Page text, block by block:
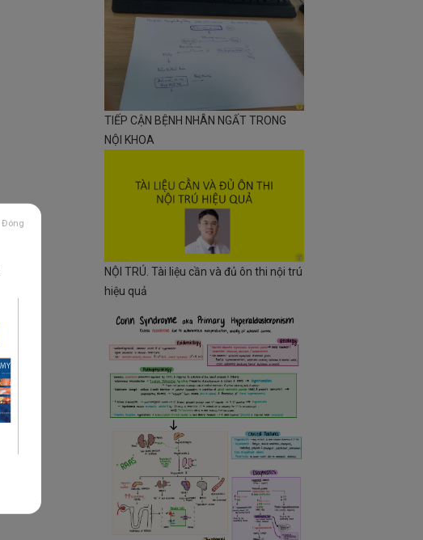
TIẾP CẬN BỆNH NHÂN NGẤT TRONG
NỘI KHOA
NỘI TRÚ. Tài liệu cần và đủ ôn thi nội trú
hiệu quả
Đóng